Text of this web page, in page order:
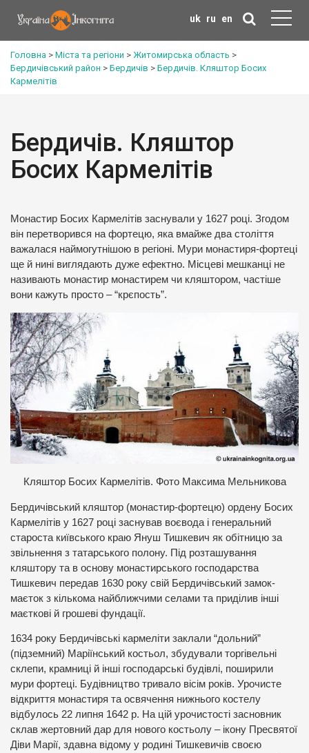
uk ru en
Головна > Міста та регіони > Житомирська область >
Бердичівський район > Бердичів > Бердичів. Кляштор Босих
Кармелітів
Бердичів. Кляштор
Босих Кармелітів
Монастир Босих Кармелітів заснували у 1627 році. Згодом
він перетворився на фортецю, яка вмайже два століття
важалася наймогутнішою в регіоні. Мури монастиря-фортеці
ще й нині виглядають дуже ефектно. Місцеві мешканці не
називають монастир монастирем чи кляштором, частіше
вони кажуть просто – “крєпость”.
Кляштор Босих Кармелітів. Фото Максима Мельникова
Бердичівський кляштор (монастир-фортецю) ордену Босих
Кармелітів у 1627 році заснував воєвода і генеральний
староста київського краю Януш Тишкевич як обітницю за
звільнення з татарського полону. Під розташування
кляштору та в основу монастирського господарства
Тишкевич передав 1630 року свій Бердичівський замок-
маєток з кількома найближчими селами та приділив інші
маєткові й грошеві фундації.
1634 року Бердичівські кармеліти заклали “дольний”
(підземний) Маріїнський костьол, збудували торгівельні
склепи, крамниці й інші господарські будівлі, поширили
мури фортеці. Будівництво тривало вісім років. Урочисте
відкриття монастиря та освячення нижнього костелу
відбулось 22 липня 1642 р. На цій урочистості засновник
склав жертовний дар для нового костьолу – ікону Пресвятої
Діви Марії, здавна відому у родині Тишкевичів своєю